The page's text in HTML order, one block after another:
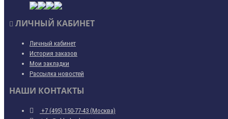
ЛИЧНЫЙ КАБИНЕТ
Личный кабинет
История заказов
Мои закладки
Рассылка новостей
НАШИ КОНТАКТЫ
+7 (495) 150-77-43 (Москва)